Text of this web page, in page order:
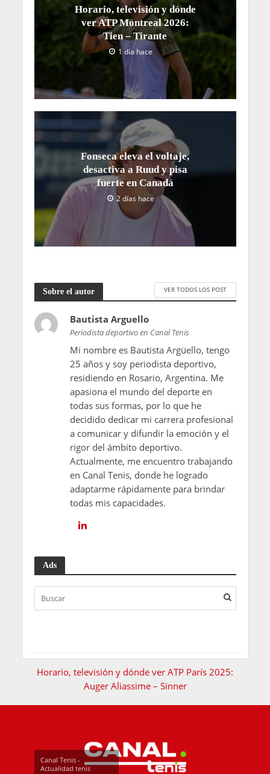
Horario, televisión y dónde
ver ATP Montreal 2026:
Tien – Tirante
1 día hace
Fonseca eleva el voltaje,
desactiva a Ruud y pisa
fuerte en Canadá
2 días hace
Sobre el autor VER TODOS LOS POST
Bautista Arguello
Periodista deportivo en Canal Tenis
Mi nombre es Bautista Argüello, tengo
25 años y soy periodista deportivo,
residiendo en Rosario, Argentina. Me
apasiona el mundo del deporte en
todas sus formas, por lo que he
decidido dedicar mi carrera profesional
a comunicar y difundir la emoción y el
rigor del ámbito deportivo.
Actualmente, me encuentro trabajando
en Canal Tenis, donde he logrado
adaptarme rápidamente para brindar
todas mis capacidades.
Ads
Horario, televisión y dónde ver ATP París 2025:
Auger Aliassime – Sinner
Canal Tenis -
Actualidad tenis